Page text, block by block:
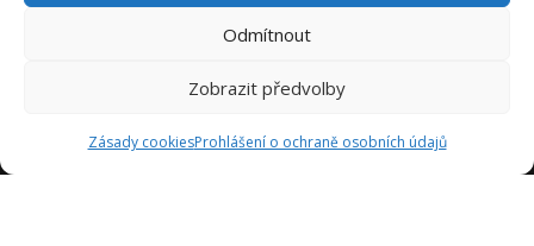
Odmítnout
Zobrazit předvolby
Zásady cookiesProhlášení o ochraně osobních údajů